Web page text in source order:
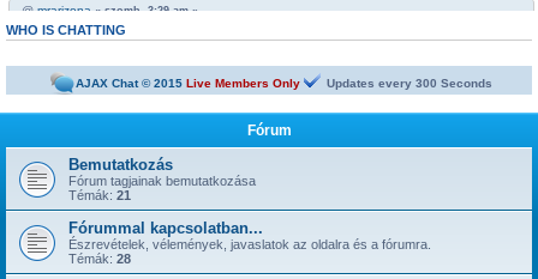
@mrarizona « szomb. 3:29 am »
https://netbiznisz.hu/viewtopic.php?t=10652
Bobabeten a futtbal vb miatt minden napra jut egy legalább egy freepick
@mrarizona « szomb. 3:28 am »
sziasztok!
Neked is
@mrarizona « hétf. 5:51 pm »
jónapot
@szepbalazs « kedd 8:22 am »
has started a new topic:Kickoffboss
@Admin « hétf. 8:49 pm »
WHO IS CHATTING
AJAX Chat © 2015 Live Members Only Updates every 300 Seconds
Fórum
Bemutatkozás
Fórum tagjainak bemutatkozása
Témák: 21
Fórummal kapcsolatban...
Észrevételek, vélemények, javaslatok az oldalra és a fórumra.
Témák: 28